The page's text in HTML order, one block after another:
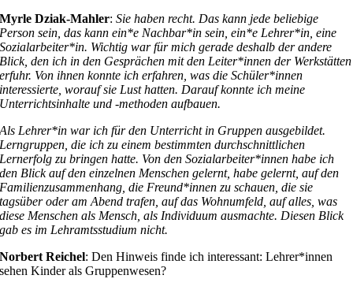
Myrle Dziak-Mahler:Sie haben recht. Das kann jede beliebige
Person sein, das kann ein*e Nachbar*in sein, ein*e Lehrer*in, eine
Sozialarbeiter*in. Wichtig war für mich gerade deshalb der andere
Blick, den ich in den Gesprächen mit den Leiter*innen der Werkstätten
erfuhr. Von ihnen konnte ich erfahren, was die Schüler*innen
interessierte, worauf sie Lust hatten. Darauf konnte ich meine
Unterrichtsinhalte und -methoden aufbauen.
Als Lehrer*in war ich für den Unterricht in Gruppen ausgebildet.
Lerngruppen, die ich zu einem bestimmten durchschnittlichen
Lernerfolg zu bringen hatte. Von den Sozialarbeiter*innen habe ich
den Blick auf den einzelnen Menschen gelernt, habe gelernt, auf den
Familienzusammenhang, die Freund*innen zu schauen, die sie
tagsüber oder am Abend trafen, auf das Wohnumfeld, auf alles, was
diese Menschen als Mensch, als Individuum ausmachte. Diesen Blick
gab es im Lehramtsstudium nicht.
Norbert Reichel: Den Hinweis finde ich interessant: Lehrer*innen
sehen Kinder als Gruppenwesen?